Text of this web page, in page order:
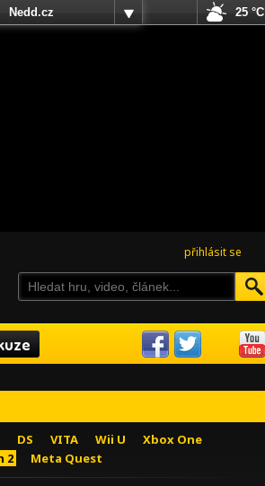
přihlásit se
DS VITA Wii U
Xbox One
2 Meta Quest
Nedd.cz
25 °C